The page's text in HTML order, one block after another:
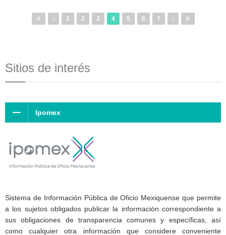
1 2 3 4 5 6 7
Sitios de interés
Ipomex
Sistema de Información Pública de Oficio Mexiquense que permite
a los sujetos obligados publicar la información correspondiente a
sus obligaciones de transparencia comunes y específicas, así
como cualquier otra información que considere conveniente